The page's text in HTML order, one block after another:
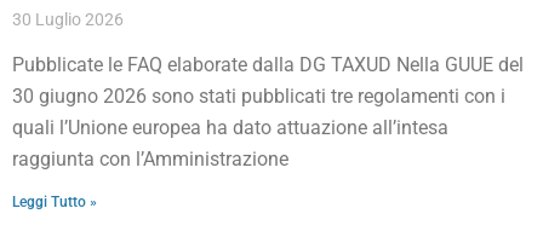
30 Luglio 2026
Pubblicate le FAQ elaborate dalla DG TAXUD Nella GUUE del
30 giugno 2026 sono stati pubblicati tre regolamenti con i
quali l’Unione europea ha dato attuazione all’intesa
raggiunta con l’Amministrazione
Leggi Tutto »